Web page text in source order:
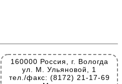
160000 Россия, г. Вологда
ул. М. Ульяновой, 1
тел./факс: (8172) 21-17-69